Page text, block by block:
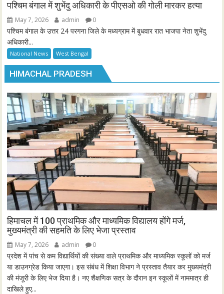
हिमाचल में 100 प्राथमिक और माध्यमिक विद्यालय होंगे मर्ज,
मुख्यमंत्री की सहमति के लिए भेजा प्रस्ताव
May 7, 2026 admin 0
प्रदेश में पांच से कम विद्यार्थियों की संख्या वाले प्राथमिक और माध्यमिक स्कूलों को मर्ज
या डाउनग्रेड किया जाएगा। इस संबंध में शिक्षा विभाग ने प्रस्ताव तैयार कर मुख्यमंत्री
की मंजूरी के लिए भेज दिया है। नए शैक्षणिक सत्र के दौरान इन स्कूलों में नाममात्र ही
दाखिले हुए...
Himachal News Himachal Pradesh Shimla